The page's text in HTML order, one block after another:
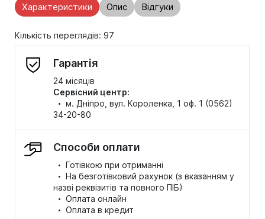
Характеристики Опис Відгуки
Кількість переглядів: 97
Гарантія
24 місяців
Сервісний центр:
· м. Дніпро, вул. Короленка, 1 оф. 1 (0562)
34-20-80
Способи оплати
· Готівкою при отриманні
· На безготівковий рахунок (з вказанням у
назві реквізитів та повного ПІБ)
· Оплата онлайн
· Оплата в кредит